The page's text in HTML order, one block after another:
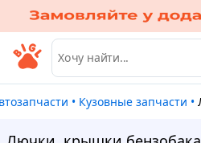
• Кузовные запчасти •